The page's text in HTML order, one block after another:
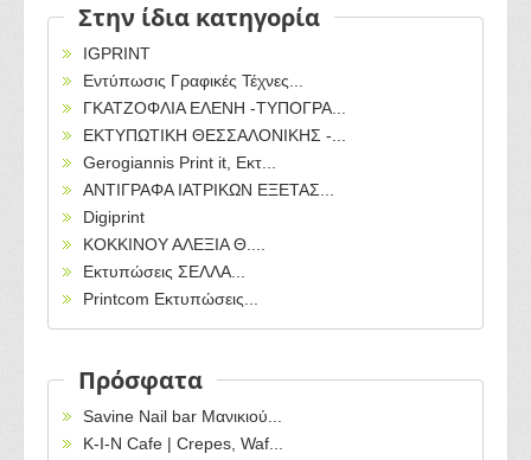
Στην ίδια κατηγορία
IGPRINT
Εντύπωσις Γραφικές Τέχνες...
ΓΚΑΤΖΟΦΛΙΑ ΕΛΕΝΗ -ΤΥΠΟΓΡΑ...
ΕΚΤΥΠΩΤΙΚΗ ΘΕΣΣΑΛΟΝΙΚΗΣ -...
Gerogiannis Print it, Εκτ...
ΑΝΤΙΓΡΑΦΑ ΙΑΤΡΙΚΩΝ ΕΞΕΤΑΣ...
Digiprint
ΚΟΚΚΙΝΟΥ ΑΛΕΞΙΑ Θ....
Εκτυπώσεις ΣΕΛΛΑ...
Printcom Εκτυπώσεις...
Πρόσφατα
Savine Nail bar Μανικιού...
Κ-Ι-Ν Cafe | Crepes, Waf...